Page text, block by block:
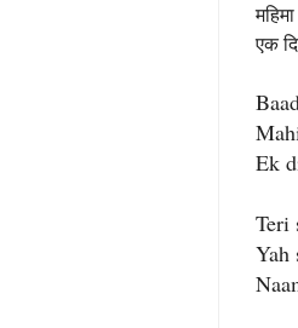
एक
Ek
Teri
Yah